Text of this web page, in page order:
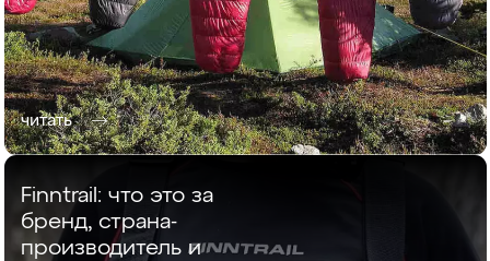
читать
Finntrail: что это за
бренд, страна-
производитель и